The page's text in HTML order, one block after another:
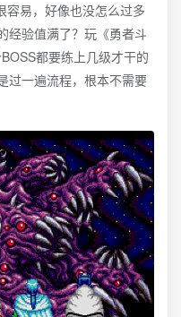
容易，好像也没怎么过多
经验值满了？玩《勇者斗
都要练上几级才干的
过一遍流程，根本不需要